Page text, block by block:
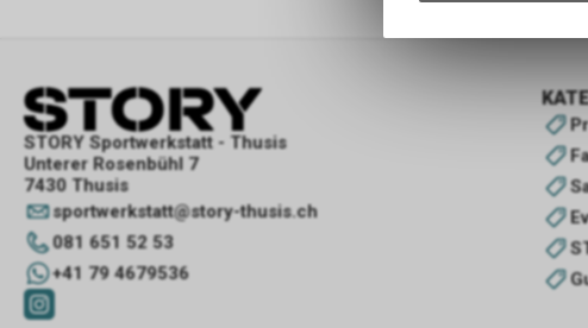
STORY Sportwerkstatt - Thusis
Unterer Rosenbühl 7
7430 Thusis
sportwerkstatt@story-thusis.ch
081 651 52 53
+41 79 4679536
Ihre